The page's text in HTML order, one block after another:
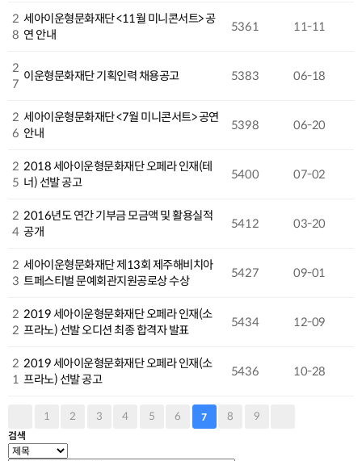
2
8
세아이운형문화재단 <11월 미니콘서트> 공
연 안내
5361 11-11
2
7
이운형문화재단 기획인력 채용공고 5383 06-18
2
6
세아이운형문화재단 <7월 미니콘서트> 공연
안내
5398 06-20
2
5
2018 세아이운형문화재단 오페라 인재(테
너) 선발 공고
5400 07-02
2
4
2016년도 연간 기부금 모금액 및 활용실적
공개
5412 03-20
2
3
세아이운형문화재단 제13회 제주해비치아
트페스티벌 문예회관지원공로상 수상
5427 09-01
2
2
2019 세아이운형문화재단 오페라 인재(소
프라노) 선발 오디션 최종 합격자 발표
5434 12-09
2
1
2019 세아이운형문화재단 오페라 인재(소
프라노) 선발 공고
5436 10-28
1 2 3 4 5 6 7 8 9
검색